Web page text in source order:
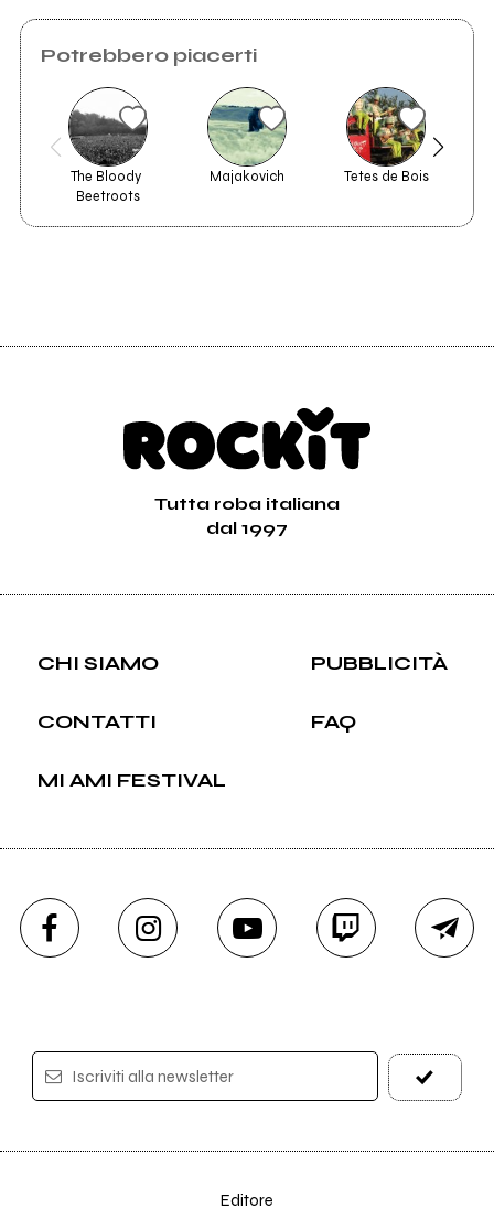
Potrebbero piacerti
The Bloody
Beetroots
Majakovich Tetes de Bois
Tutta roba italiana
dal 1997
CHI SIAMO PUBBLICITÀ
CONTATTI FAQ
MI AMI FESTIVAL
Iscriviti alla newsletter
Editore